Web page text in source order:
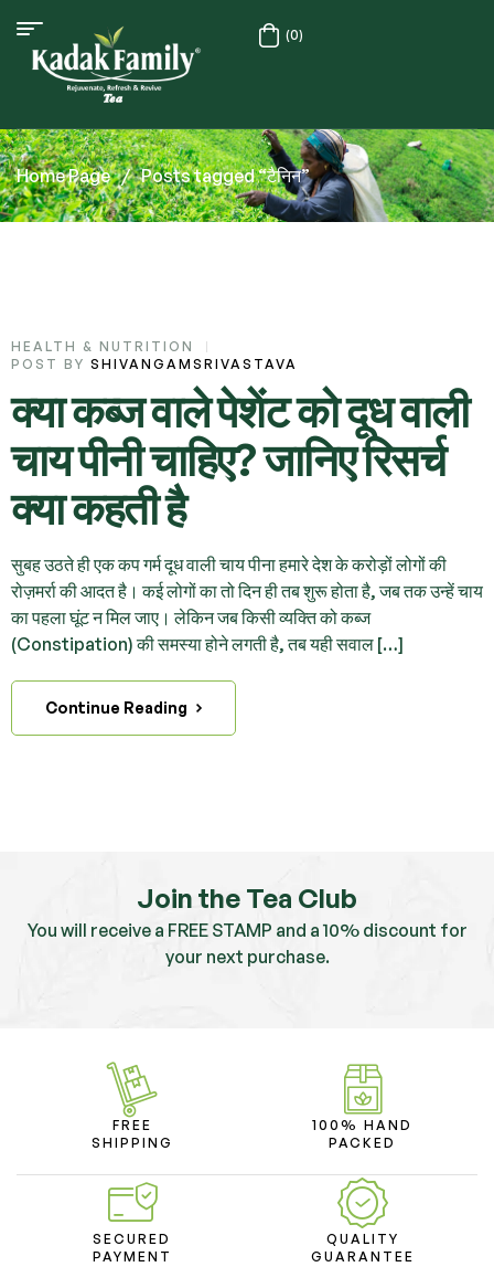
(0)
Home Page / Posts tagged “टैनिन”
HEALTH & NUTRITION
POST BY SHIVANGAMSRIVASTAVA
क्या कब्ज वाले पेशेंट को दूध वाली
चाय पीनी चाहिए? जानिए रिसर्च
क्या कहती है
सुबह उठते ही एक कप गर्म दूध वाली चाय पीना हमारे देश के करोड़ों लोगों की
रोज़मर्रा की आदत है। कई लोगों का तो दिन ही तब शुरू होता है, जब तक उन्हें चाय
का पहला घूंट न मिल जाए। लेकिन जब किसी व्यक्ति को कब्ज
(Constipation) की समस्या होने लगती है, तब यही सवाल […]
Continue Reading
Join the Tea Club
You will receive a FREE STAMP and a 10% discount for
your next purchase.
FREE
SHIPPING
100% HAND
PACKED
SECURED
PAYMENT
QUALITY
GUARANTEE